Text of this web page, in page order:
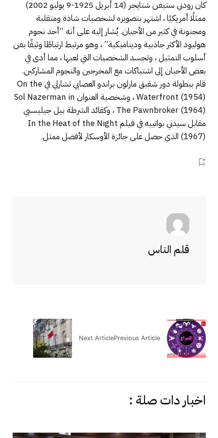
كان رودني ستيفن شتايجر (14 أبريل 1925-9 يوليو 2002)
ممثلًا أمريكيًا ، اشتهر بتصويره لشخصيات شاذة ومتقلبة
ومجنونة في كثير من الأحيان. يُشار إليه على أنه “أحد نجوم
هوليود الأكثر جاذبية وديناميكية” ، وهو مرتبط ارتباطًا وثيقًا بفن
أسلوب التمثيل ، وتجسد الشخصيات التي لعبها ، مما أدى في
بعض الأحيان إلى اشتباكات مع المخرجين والنجوم المشاركين.
قام ببطولة دور شقيق مارلون براندو العصابي تشارلي في On the
Waterfront (1954) ، وشخصية العنوان Sol Nazerman in
The Pawnbroker (1964) ، وكقائد الشرطة بيل جيليسبي
مقابل سيدني بواتييه في فيلم In the Heat of the Night
(1967) الذي حصل على جائزة الأوسكار لأفضل ممثل.
قلم الناس
Previous Article
Next Article
اخبار دات صلة :